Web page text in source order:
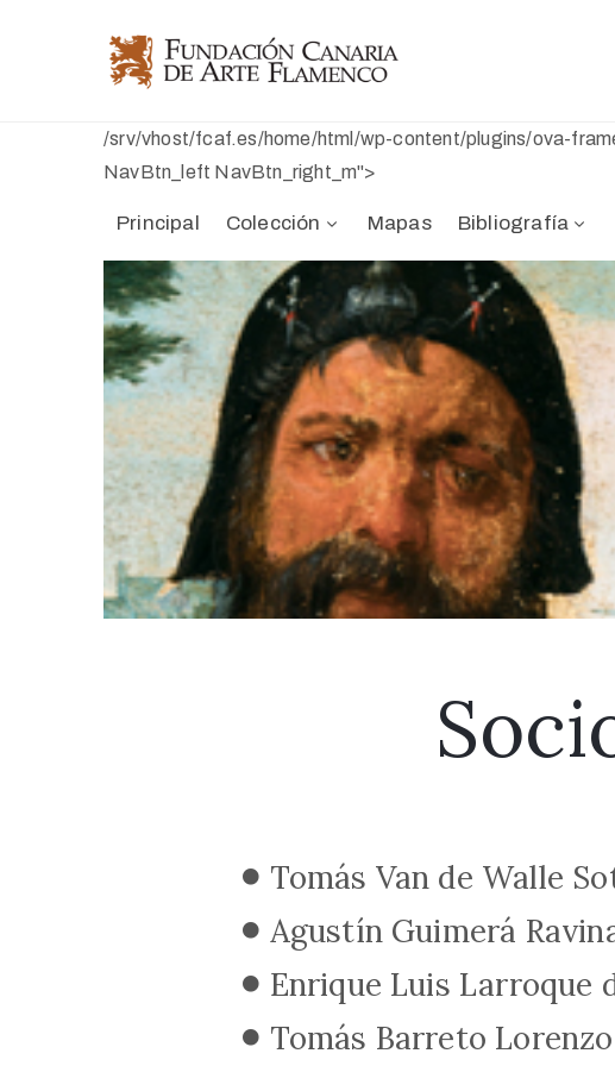
/srv/vhost/fcaf.es/home/html/wp-content/plugins/ova-
NavBtn_left NavBtn_right_m">
Principal Colección Mapas Bibliografía
Tomás Van de Walle
Agustín Guimerá
Enrique Luis Larroque
Tomás Barreto Lorenzo